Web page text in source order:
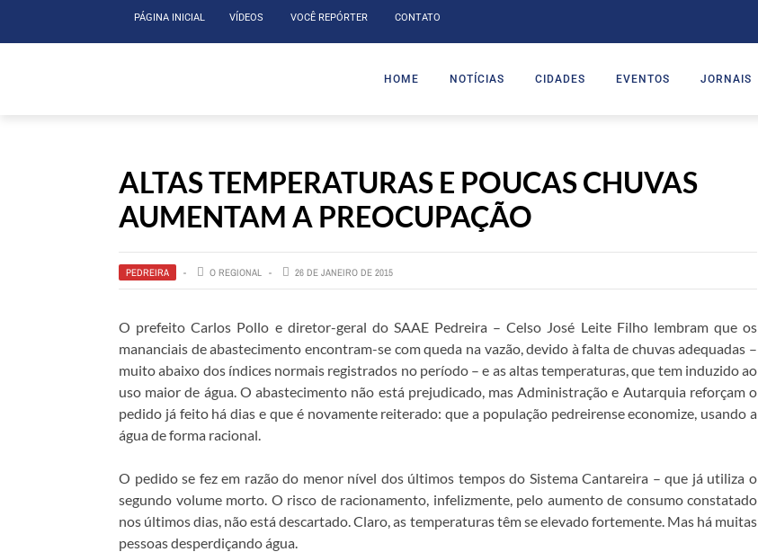
PÁGINA INICIAL VÍDEOS VOCÊ REPÓRTER CONTATO
HOME NOTÍCIAS CIDADES EVENTOS JORNAIS
ALTAS TEMPERATURAS E POUCAS CHUVAS
AUMENTAM A PREOCUPAÇÃO
PEDREIRA O REGIONAL 26 DE JANEIRO DE 2015
O prefeito Carlos Pollo e diretor-geral do SAAE Pedreira – Celso José Leite Filho lembram que os
mananciais de abastecimento encontram-se com queda na vazão, devido à falta de chuvas adequadas –
muito abaixo dos índices normais registrados no período – e as altas temperaturas, que tem induzido ao
uso maior de água. O abastecimento não está prejudicado, mas Administração e Autarquia reforçam o
pedido já feito há dias e que é novamente reiterado: que a população pedreirense economize, usando a
água de forma racional.
O pedido se fez em razão do menor nível dos últimos tempos do Sistema Cantareira – que já utiliza o
segundo volume morto. O risco de racionamento, infelizmente, pelo aumento de consumo constatado
nos últimos dias, não está descartado. Claro, as temperaturas têm se elevado fortemente. Mas há muitas
pessoas desperdiçando água.